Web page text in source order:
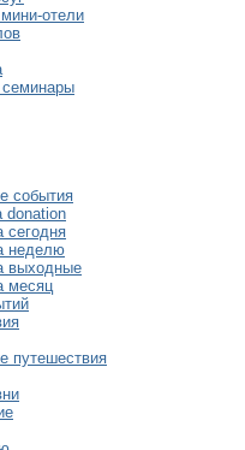
отели
семинары
события
donation
сегодня
неделю
выходные
месяц
путешествия